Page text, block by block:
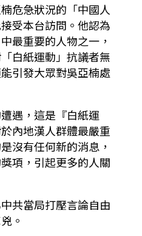
危急狀況的「中國人
受本台訪問。他認為
最重要的人物之一，
白紙運動」抗議者無
引發大眾對吳亞楠處
遇，這是『白紙運
內地漢人群體最嚴重
沒有任何新的消息，
項，引起更多的人關
共當局打壓言論自由
。